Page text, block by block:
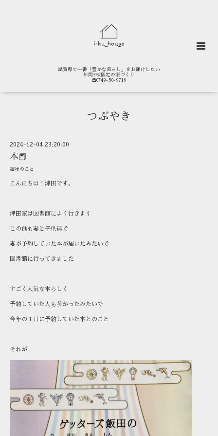
滋賀県で一番「豊かな暮らし」をお届けしたい
年間3棟限定の家づくり
☎0749-50-9719
つぶやき
2024-12-04 23:20:00
本📕
趣味のこと
こんにちは！津田です。
津田家は図書館によく行きます
この前も妻と子供達で
妻が予約していた本が届いたみたいで
図書館に行ってきました
すごく人気な本らしく
予約していた人も多かったみたいで
今年の１月に予約していた本とのこと
それが